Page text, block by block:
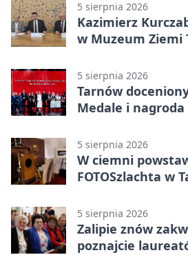
5 sierpnia 2026
Kazimierz
w Muzeum Ziemi
5 sierpnia 2026
Tarnów
Medale i nagroda
5 sierpnia 2026
W ciemni
FOTOSzlachta w
5 sierpnia 2026
Zalipie znów
poznajcie